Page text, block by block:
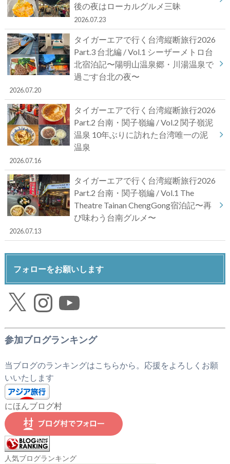
後の夜はローカルグルメ三昧
2026.07.23
タイガーエアで行く台湾縦断旅行2026
Part.3 台北編 / Vol.1 シーザーメトロ台
北宿泊記〜陽明山温泉郷・川湯温泉で
過ごす台北の夜〜
2026.07.20
タイガーエアで行く台湾縦断旅行2026
Part.2 台南・関子嶺編 / Vol.2 関子嶺泥
温泉 10年ぶりに訪れた台湾唯一の泥
温泉
2026.07.16
タイガーエアで行く台湾縦断旅行2026
Part.2 台南・関子嶺編 / Vol.1 The
Theatre Tainan ChengGong宿泊記〜再
び味わう台南グルメ〜
2026.07.13
フォローをお願いします
X InstagramYouTube
参加ブログランキング
当ブログのランキングはこちらから。応援をよろしくお願
いいたします
にほんブログ村
人気ブログランキング